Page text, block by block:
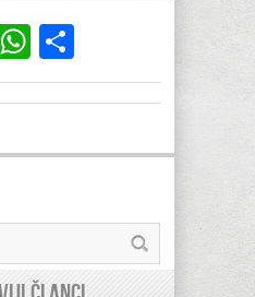
EmailWhatsApp